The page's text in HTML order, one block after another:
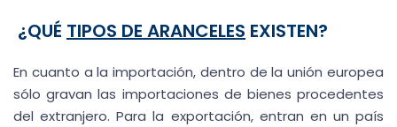
¿QUÉ TIPOS DE ARANCELES EXISTEN?
En cuanto a la importación, dentro de la unión europea
sólo gravan las importaciones de bienes procedentes
del extranjero. Para la exportación, entran en un país